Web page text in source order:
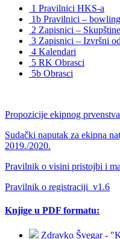
1 Pravilnici HKS-a
1b Pravilnici – bowling
2 Zapisnici – Skupštine
3 Zapisnici – Izvršni
4 Kalendari
5 RK Obrasci
5b Obrasci
Propozicije ekipnog
Sudački naputak za ekipna
2019./2020.
Pravilnik o visini pristojbi i
Pravilnik o registraciji_v1.6
Knjige u PDF formatu:
Zdravko Švegar -